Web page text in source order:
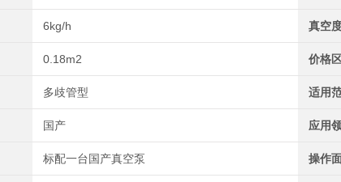
6kg/h 真空
0.18m2 价格
多歧管型 适用
国产 应用
标配一台国产真空泵 操作